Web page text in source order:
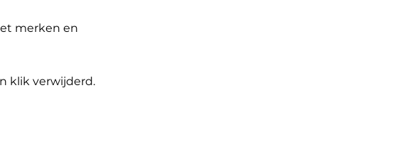
merken en
klik verwijderd.